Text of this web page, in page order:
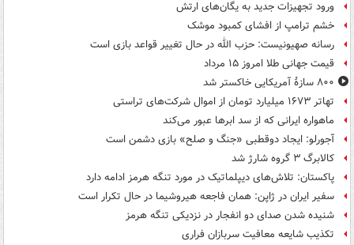
ورود تجهیزات جدید به یگان‌های ارتش
خشم ترامپ از افشای کمبود موشک
رسانه صهیونیست: حزب الله در حال تغییر قواعد بازی است
قیمت جهانی طلا امروز ۱۵ مرداد
۸۰۰ سازۀ آمریکایی خاکستر شد
تهاتر ۱۶۷۳ میلیارد تومان از اموال شرکت‌های تراستی
ماهواره ایرانی که از سد ابرها عبور می‌کند
آجورلو: ایجاد دوقطبی «جنگ و صلح‌» بازی دشمن است
کالابرگ ۳ گروه شارژ شد
پاکستان: تلاش‌های دیپلماتیک در مورد تنگه هرمز ادامه دارد
سفیر ایران در ژاپن: همان فاجعه هیروشیما در حال تکرار است
شنیده شدن صدای دو انفجار در نزدیکی تنگه هرمز
تکذیب شایعه معافیت سربازان فراری